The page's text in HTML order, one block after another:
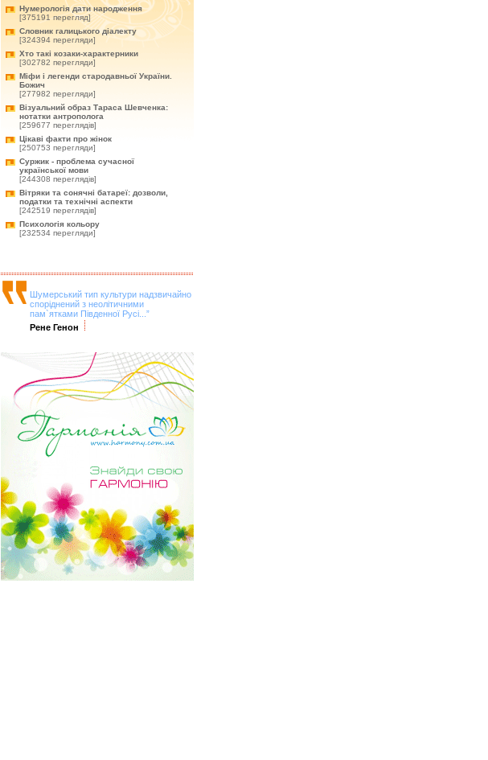
Нумерологія дати народження
[375191 перегляд]
Словник галицького діалекту
[324394 перегляди]
Хто такі козаки-характерники
[302782 перегляди]
Міфи і легенди стародавньої України.
Божич
[277982 перегляди]
Візуальний образ Тараса Шевченка:
нотатки антрополога
[259677 переглядів]
Цікаві факти про жінок
[250753 перегляди]
Суржик - проблема сучасної
української мови
[244308 переглядів]
Вітряки та сонячні батареї: дозволи,
податки та технічні аспекти
[242519 переглядів]
Психологія кольору
[232534 перегляди]
Шумерський тип культури надзвичайно
споріднений з неолітичними
пам`ятками Південної Русі...”
Рене Генон